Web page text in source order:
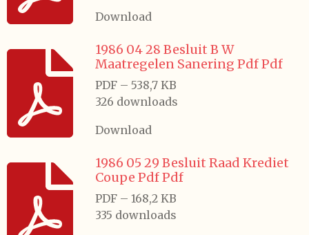
Download
1986 04 28 Besluit B W
Maatregelen Sanering Pdf Pdf
PDF – 538,7 KB
326 downloads
Download
1986 05 29 Besluit Raad Krediet
Coupe Pdf Pdf
PDF – 168,2 KB
335 downloads